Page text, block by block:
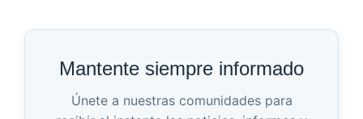
Mantente siempre informado
Únete a nuestras comunidades para